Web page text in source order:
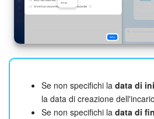
Bitrix24 Messenger
Domande generali
INIZIA GRATIS
ACCEDI
Se non specifichi la data di
la data di creazione
Se non specifichi la data di